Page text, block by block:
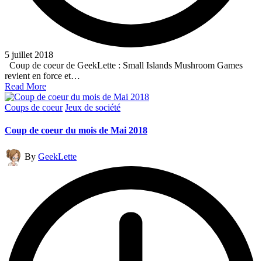
5 juillet 2018
Coup de coeur de GeekLette : Small Islands Mushroom Games
revient en force et…
Read More
Posted
Coups de coeur Jeux de société
Coup de coeur du mois de Mai 2018
Posted
by
By GeekLette